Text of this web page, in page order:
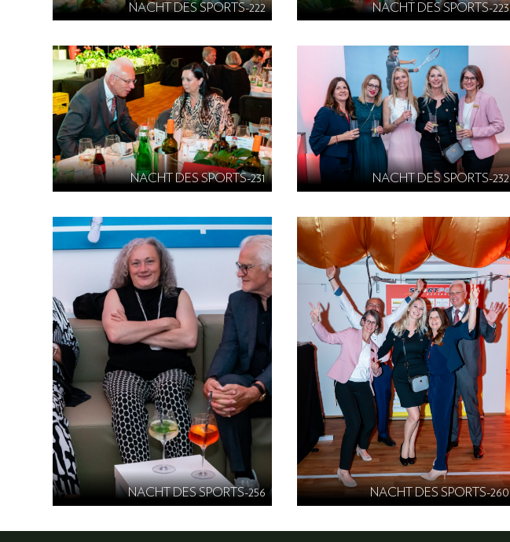
NACHT DES SPORTS-222 NACHT DES SPORTS-223
NACHT DES SPORTS-231 NACHT DES SPORTS-232
NACHT DES SPORTS-256 NACHT DES SPORTS-260